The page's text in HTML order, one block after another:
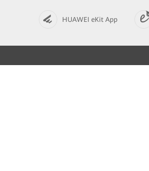
HUAWEI eKit App